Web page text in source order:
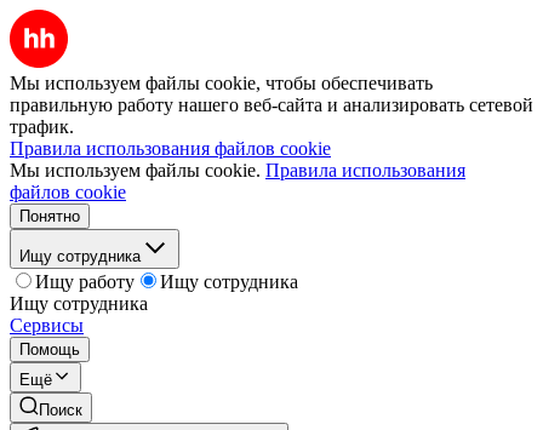
Мы используем файлы cookie, чтобы обеспечивать
правильную работу нашего веб-сайта и анализировать сетевой
трафик.
Правила использования файлов cookie
Мы используем файлы cookie. Правила использования
файлов cookie
Понятно
Ищу сотрудника
Ищу работу
Ищу сотрудника
Ищу сотрудника
Сервисы
Помощь
Ещё
Поиск